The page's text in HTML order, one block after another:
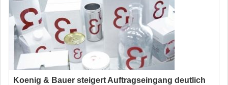
Koenig & Bauer steigert Auftragseingang deutlich